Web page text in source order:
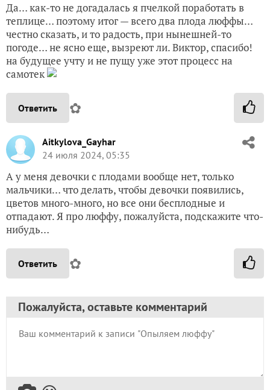
Да… как-то не догадалась я пчелкой поработать в
теплице… поэтому итог — всего два плода люффы…
честно сказать, и то радость, при нынешней-то
погоде… не ясно еще, вызреют ли. Виктор, спасибо!
на будущее учту и не пущу уже этот процесс на
самотек
Ответить ✿
Aitkylova_Gayhar
24 июля 2024, 05:35
А у меня девочки с плодами вообще нет, только
мальчики… что делать, чтобы девочки появились,
цветов много-много, но все они бесплодные и
отпадают. Я про люффу, пожалуйста, подскажите что-
нибудь…
Ответить ✿
Пожалуйста, оставьте комментарий